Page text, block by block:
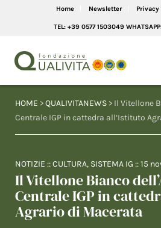
Home Newsletter
TEL: +39 0577 1503049
HOME >QUALIVITANEWS > Il Vitellone
Centrale IGP in cattedra all’Istituto
NOTIZIE ::CULTURA, SISTEMA IG ::15
Il Vitellone Bianco
Centrale IGP in
Agrario di Macerata